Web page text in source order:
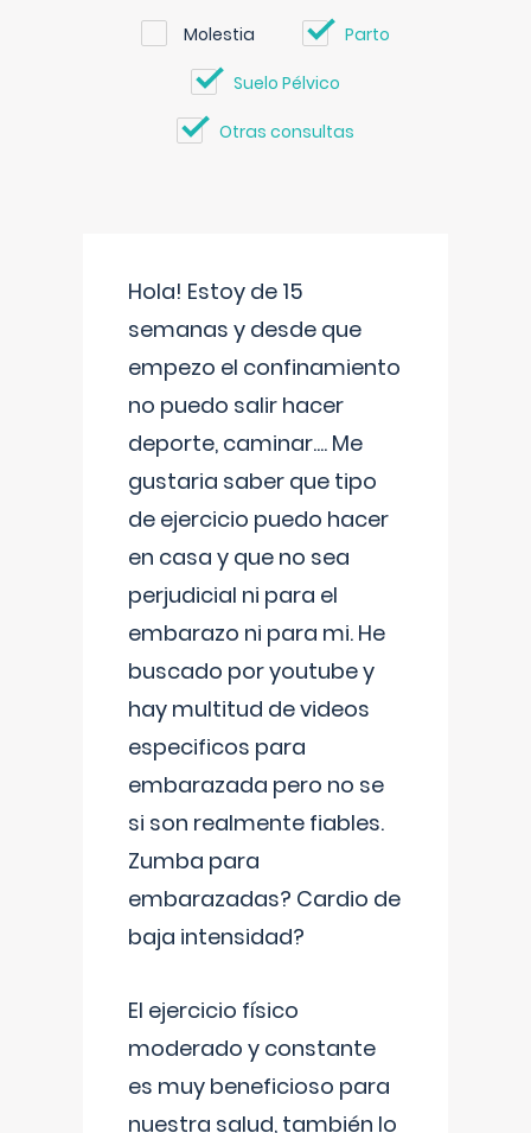
Molestia Parto
Suelo Pélvico
Otras consultas
Hola! Estoy de 15
semanas y desde que
empezo el confinamiento
no puedo salir hacer
deporte, caminar.... Me
gustaria saber que tipo
de ejercicio puedo hacer
en casa y que no sea
perjudicial ni para el
embarazo ni para mi. He
buscado por youtube y
hay multitud de videos
especificos para
embarazada pero no se
si son realmente fiables.
Zumba para
embarazadas? Cardio de
baja intensidad?
El ejercicio físico
moderado y constante
es muy beneficioso para
nuestra salud, también lo